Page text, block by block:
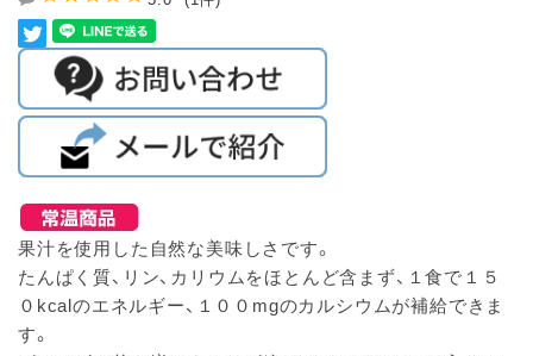
果汁を使用した自然な美味しさです。
たんぱく質、リン、カリウムをほとんど含まず、１食で１５
０kcalのエネルギー、１００mgのカルシウムが補給できま
す。